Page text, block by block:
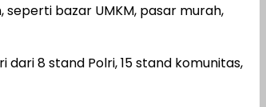
bazar UMKM, pasar murah,
8 stand Polri, 15 stand komunitas,